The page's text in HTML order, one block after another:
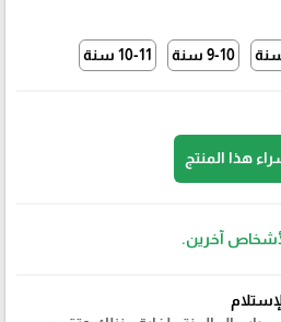
9-10 سنة 10-11 سنة
هذا المنتج
لأشخاص آخرين.